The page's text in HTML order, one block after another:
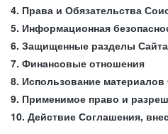
4. Права и Обязательства
5. Информационная
6. Защищенные разделы
7. Финансовые отношения
8. Использование материалов
9. Применимое право и
10. Действие Соглашения,